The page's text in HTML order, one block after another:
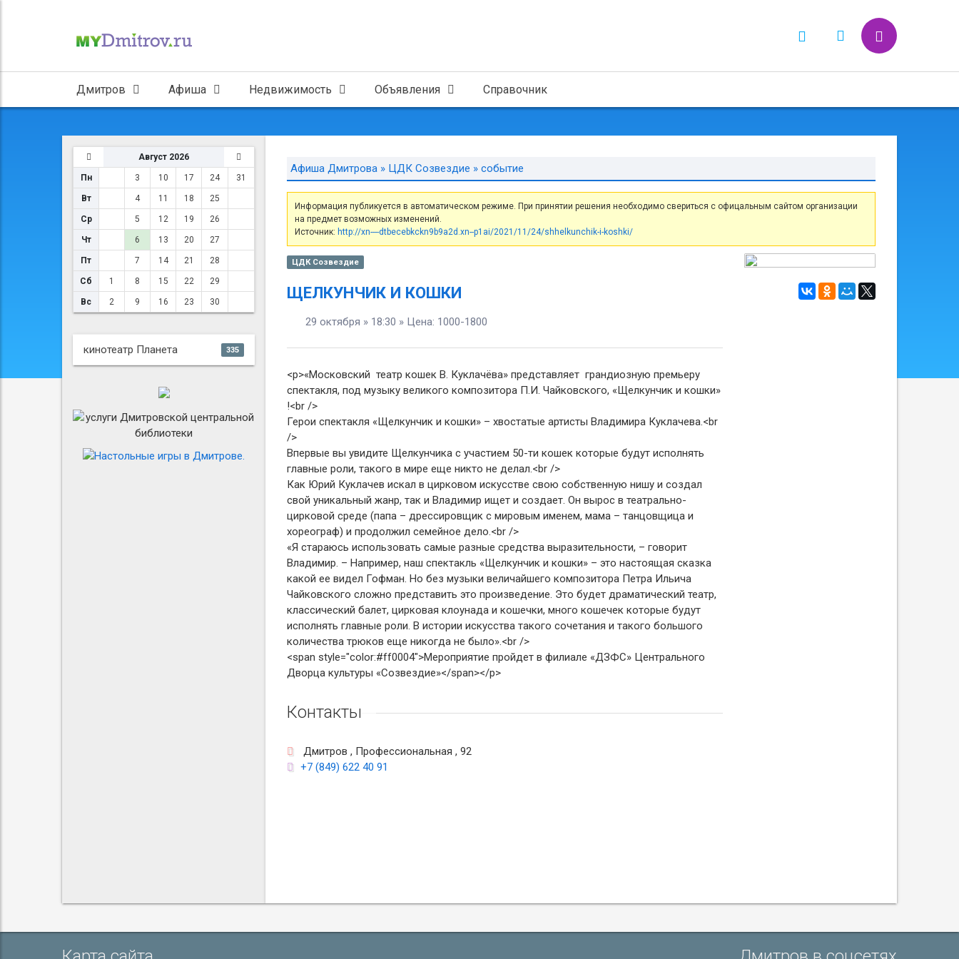
Дмитров Афиша Недвижимость Объявления Справочник
Август 2026
Пн 3 10 17 24 31
Вт 4 11 18 25
Ср 5 12 19 26
Чт 6 13 20 27
Пт 7 14 21 28
Сб 1 8 15 22 29
Вс 2 9 16 23 30
кинотеатр Планета 335
Афиша Дмитрова » ЦДК Созвездие » событие
Информация публикуется в автоматическом режиме. При принятии решения необходимо свериться с офицальным сайтом организации
на предмет возможных изменений.
Источник: http://xn----dtbecebkckn9b9a2d.xn--p1ai/2021/11/24/shhelkunchik-i-koshki/
ЦДК Созвездие
ЩЕЛКУНЧИК И КОШКИ
29 октября » 18:30 » Цена: 1000-1800
<p>«Московский театр кошек В. Куклачёва» представляет грандиозную премьеру
спектакля, под музыку великого композитора П.И. Чайковского, «Щелкунчик и кошки»
!<br />
Герои спектакля «Щелкунчик и кошки» – хвостатые артисты Владимира Куклачева.<br
/>
Впервые вы увидите Щелкунчика с участием 50-ти кошек которые будут исполнять
главные роли, такого в мире еще никто не делал.<br />
Как Юрий Куклачев искал в цирковом искусстве свою собственную нишу и создал
свой уникальный жанр, так и Владимир ищет и создает. Он вырос в театрально-
цирковой среде (папа – дрессировщик с мировым именем, мама – танцовщица и
хореограф) и продолжил семейное дело.<br />
«Я стараюсь использовать самые разные средства выразительности, – говорит
Владимир. – Например, наш спектакль «Щелкунчик и кошки» – это настоящая сказка
какой ее видел Гофман. Но без музыки величайшего композитора Петра Ильича
Чайковского сложно представить это произведение. Это будет драматический театр,
классический балет, цирковая клоунада и кошечки, много кошечек которые будут
исполнять главные роли. В истории искусства такого сочетания и такого большого
количества трюков еще никогда не было».<br />
<span style="color:#ff0004">Мероприятие пройдет в филиале «ДЗФС» Центрального
Дворца культуры «Созвездие»</span></p>
Контакты
Дмитров , Профессиональная , 92
+7 (849) 622 40 91